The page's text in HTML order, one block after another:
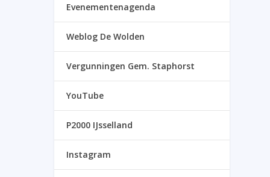
Evenementenagenda
Weblog De Wolden
Vergunningen Gem. Staphorst
YouTube
P2000 IJsselland
Instagram